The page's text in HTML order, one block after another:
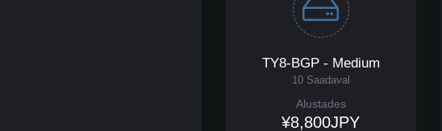
TY8-BGP - Medium
10 Saadaval
Alustades
¥8,800JPY